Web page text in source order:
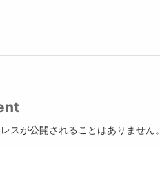
スが公開されることはありません。